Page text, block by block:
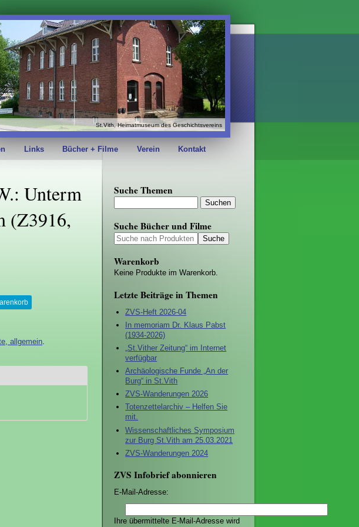
St.Vith, Heimatmuseum des Geschichtsvereins
Links Bücher + Filme Verein Kontakt
Unterm
(Z3916,
allgemein
Suche Themen
Suche Bücher und Filme
Warenkorb
Keine Produkte im Warenkorb.
Letzte Beiträge in Themen
ZVS-Heft 2026-04
In memoriam Dr. Klaus Pabst
(1934-2026)
„St.Vither Zeitung“ im Internet
verfügbar
Archäologische Funde „An der
Burg“ in St.Vith
ZVS-Wanderungen 2026
Totenzettelarchiv – Helfen Sie
mit.
Wissenschaftliches Symposium
zur Burg St.Vith am 25.03.2021
ZVS-Wanderungen 2024
ZVS Infobrief abonnieren
E-Mail-Adresse:
Ihre übermittelte E-Mail-Adresse wird